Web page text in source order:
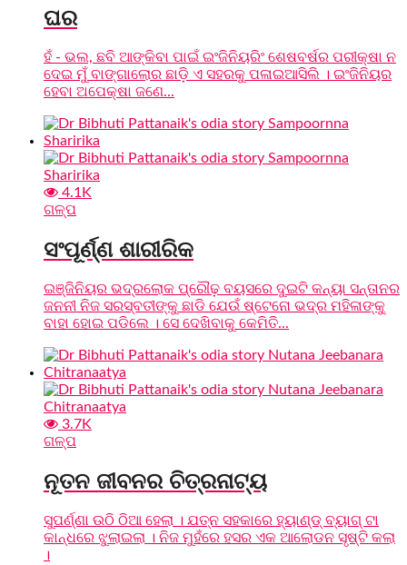
ଘର
ହଁ - ଭଲ, ଛବି ଆଙ୍କିବା ପାଇଁ ଇଂଜିନିୟରିଂ ଶେଷବର୍ଷର ପରୀକ୍ଷା ନ
ଦେଇ ମୁଁ ବାଙ୍ଗାଲୋର ଛାଡ଼ି ଏ ସହରକୁ ପଳାଇଆସିଲି । ଇଂଜିନିୟର
ହେବା ଅପେକ୍ଷା ଜଣେ...
4.1K
ଗଳ୍ପ
ସଂପୂର୍ଣ୍ଣ ଶାରୀରିକ
ଇଞ୍ଜିନିୟର ଭଦ୍ରଲୋକ ପ୍ରୌଢ଼ ବୟସରେ ଦୁଇଟି କନ୍ୟା ସନ୍ତାନର
ଜନନୀ ନିଜ ସରସ୍ବତୀଙ୍କୁ ଛାଡି ଯେଉଁ ଷ୍ଟେନୋ ଭଦ୍ର ମହିଳାଙ୍କୁ
ବାହା ହୋଇ ପଡିଲେ । ସେ ଦେଖିବାକୁ କେମିତି...
3.7K
ଗଳ୍ପ
ନୂତନ ଜୀବନର ଚିତ୍ରନାଟ୍ୟ
ସୁପର୍ଣ୍ଣା ଉଠି ଠିଆ ହେଲା । ଯତ୍ନ ସହକାରେ ହ୍ୟାଣ୍ଡ୍‌ ବ୍ୟାଗ୍‌ ଟା
କାନ୍ଧରେ ଝୁଲାଇଲା । ନିଜ ମୁହଁରେ ହସର ଏକ ଆଲୋଡନ ସୃଷ୍ଟି କଲା
।